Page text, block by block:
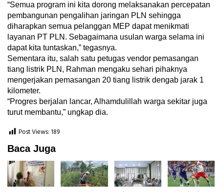
“Semua program ini kita dorong melaksanakan percepatan
pembangunan pengalihan jaringan PLN sehingga
diharapkan semua pelanggan MEP dapat menikmati
layanan PT PLN. Sebagaimana usulan warga selama ini
dapat kita tuntaskan,” tegasnya.
Sementara itu, salah satu petugas vendor pemasangan
tiang listrik PLN, Rahman mengaku sehari pihaknya
mengerjakan pemasangan 20 tiang listrik dengab jarak 1
kilometer.
“Progres berjalan lancar, Alhamdulillah warga sekitar juga
turut membantu,” ungkap dia.
Post Views: 189
Baca Juga